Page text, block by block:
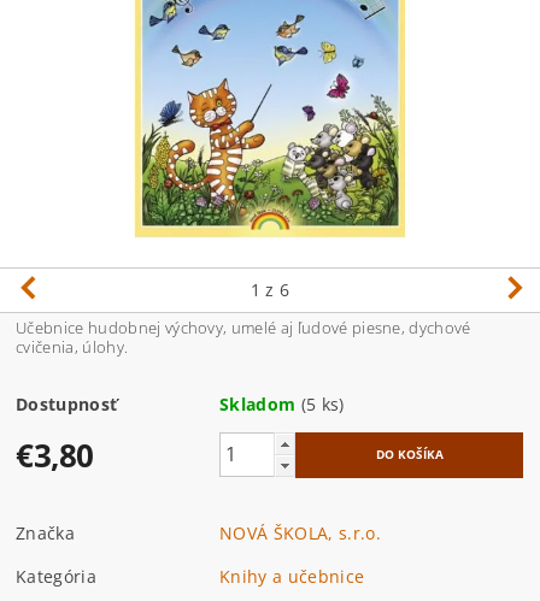
1 z 6
Učebnice hudobnej výchovy, umelé aj ľudové piesne, dychové
cvičenia, úlohy.
Dostupnosť Skladom (5 ks)
€3,80
Značka
NOVÁ ŠKOLA, s.r.o.
Kategória
Knihy a učebnice